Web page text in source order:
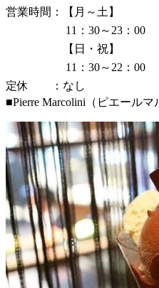
営業時間：【月～土】
11：30～23：00
【日・祝】
11：30～22：00
定休 ：なし
■Pierre Marcolini（ピエール